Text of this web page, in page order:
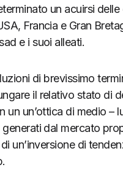
un acuirsi
Francia e Gran
e i suoi alleati.
di brevissimo
il relativo stato di
un un’ottica di medio –
dal mercato
un’inversione di